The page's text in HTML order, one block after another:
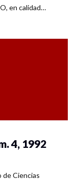
en calidad…
4, 1992
de Ciencias